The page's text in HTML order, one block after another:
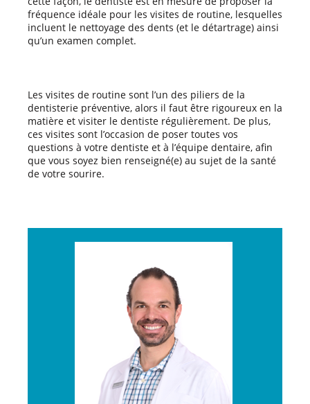
fréquence idéale pour les visites de routine, lesquelles
incluent le nettoyage des dents (et le détartrage) ainsi
qu’un examen complet.
Les visites de routine sont l’un des piliers de la
dentisterie préventive, alors il faut être rigoureux en la
matière et visiter le dentiste régulièrement. De plus,
ces visites sont l’occasion de poser toutes vos
questions à votre dentiste et à l’équipe dentaire, afin
que vous soyez bien renseigné(e) au sujet de la santé
de votre sourire.